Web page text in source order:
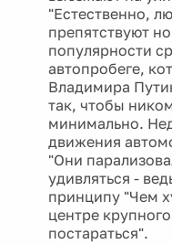
"Естественно,
препятствуют
популярности
автопробеге,
Владимира
так, чтобы
минимально.
движения
"Они
удивляться -
принципу "Чем
центре
постараться".